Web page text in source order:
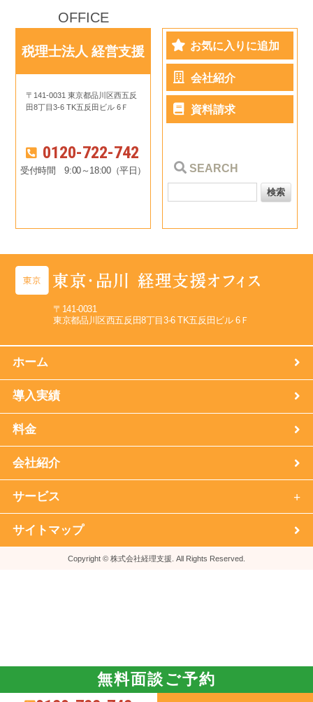
OFFICE
税理士法人 経営支援
〒141-0031 東京都品川区西五反
田8丁目3-6 TK五反田ビル 6Ｆ
0120-722-742
受付時間 9:00～18:00（平日）
お気に入りに追加
会社紹介
資料請求
SEARCH
〒141-0031
東京都品川区西五反田8丁目3-6 TK五反田ビル 6Ｆ
ホーム
導入実績
料金
会社紹介
サービス
サイトマップ
Copyright © 株式会社経理支援. All Rights Reserved.
無料面談ご予約